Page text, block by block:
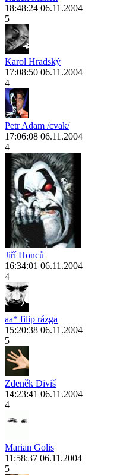
18:48:24 06.11.2004
5
Karol Hradský
17:08:50 06.11.2004
4
Petr Adam /cvak/
17:06:08 06.11.2004
4
Jiří Honců
16:34:01 06.11.2004
4
aa* filip rázga
15:20:38 06.11.2004
5
Zdeněk Diviš
14:23:41 06.11.2004
4
Marian Golis
11:58:37 06.11.2004
5